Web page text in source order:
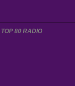
TOP 80 RADIO